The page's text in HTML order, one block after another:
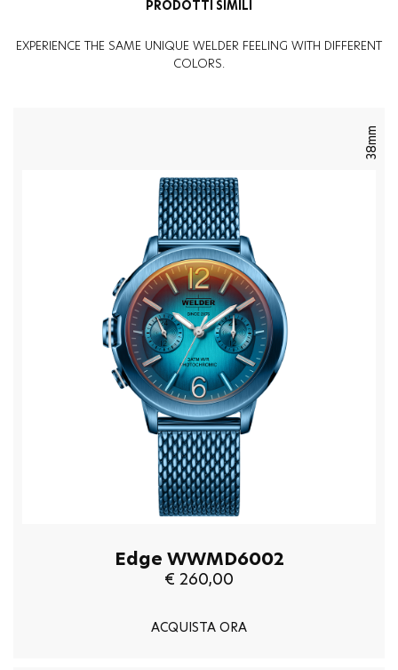
PRODOTTI SIMILI
EXPERIENCE THE SAME UNIQUE WELDER FEELING WITH DIFFERENT
COLORS.
38mm
Edge WWMD6002
€ 260,00
ACQUISTA ORA